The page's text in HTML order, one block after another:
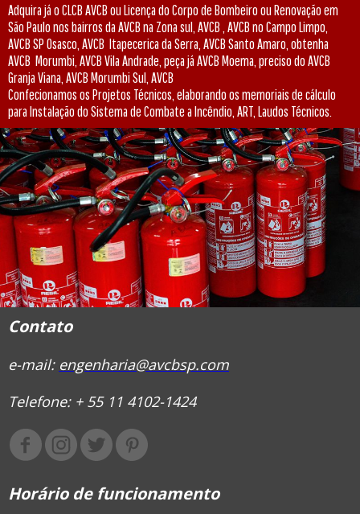
Adquira já o CLCB AVCB ou Licença do Corpo de Bombeiro ou Renovação em
São Paulo nos bairros da AVCB na Zona sul, AVCB , AVCB no Campo Limpo,
AVCB SP Osasco, AVCB Itapecerica da Serra, AVCB Santo Amaro, obtenha
AVCB Morumbi, AVCB Vila Andrade, peça já AVCB Moema, preciso do AVCB
Granja Viana, AVCB Morumbi Sul, AVCB
Confecionamos os Projetos Técnicos, elaborando os memoriais de cálculo
para Instalação do Sistema de Combate a Incêndio, ART, Laudos Técnicos.
Contato
e-mail: engenharia@avcbsp.com
Telefone: + 55 11 4102-1424
Horário de funcionamento